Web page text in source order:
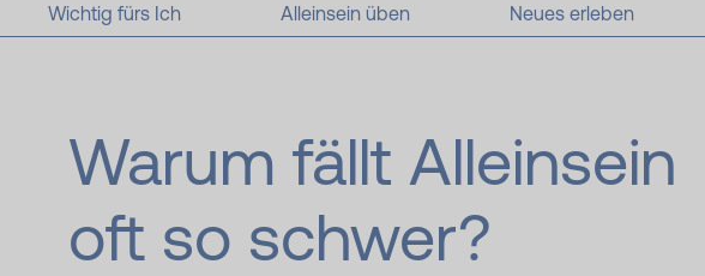
Wichtig fürs Ich Alleinsein üben Neues erleben
Warum fällt Alleinsein
oft so schwer?